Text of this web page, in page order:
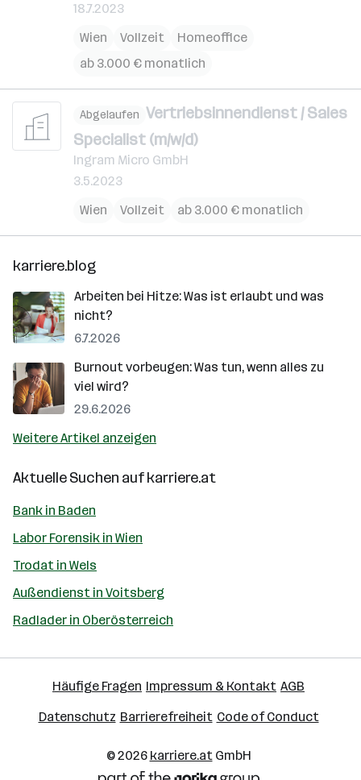
18.7.2023
Wien
Vollzeit
Homeoffice
ab 3.000 € monatlich
Abgelaufen Vertriebsinnendienst / Sales
Specialist (m/w/d)
Ingram Micro GmbH
3.5.2023
Wien
Vollzeit ab 3.000 € monatlich
karriere.blog
Arbeiten bei Hitze: Was ist erlaubt und was
nicht?
6.7.2026
Burnout vorbeugen: Was tun, wenn alles zu
viel wird?
29.6.2026
Weitere Artikel anzeigen
Aktuelle Suchen aufkarriere.at
Bank in Baden
Labor Forensik in Wien
Trodat in Wels
Außendienst in Voitsberg
Radlader in Oberösterreich
Häufige Fragen Impressum & Kontakt AGB
Datenschutz Barrierefreiheit Code of Conduct
© 2026 karriere.at GmbH